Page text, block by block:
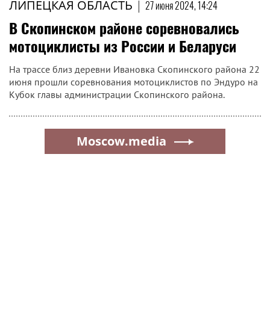
ЛИПЕЦКАЯ ОБЛАСТЬ | 27 июня 2024, 14:24
В Скопинском районе соревновались
мотоциклисты из России и Беларуси
На трассе близ деревни Ивановка Скопинского района 22
июня прошли соревнования мотоциклистов по Эндуро на
Кубок главы администрации Скопинского района.
Moscow.media